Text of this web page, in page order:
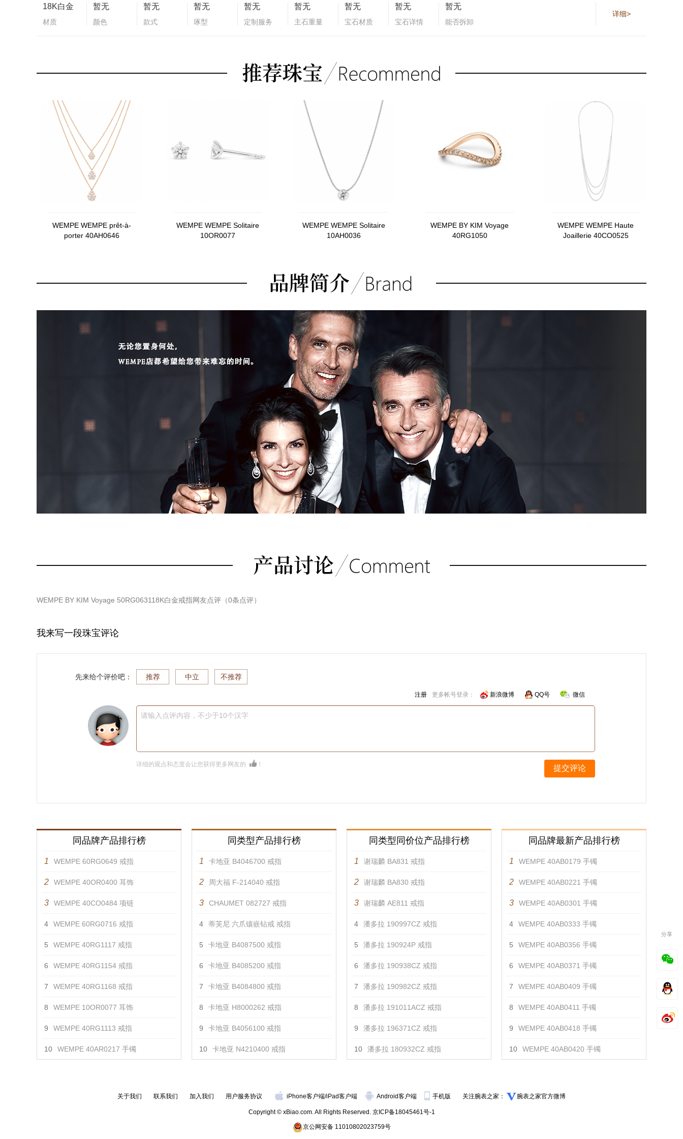
18K白金
材质
暂无
颜色
暂无
款式
暂无
琢型
暂无
定制服务
暂无
主石重量
暂无
宝石材质
暂无
宝石详情
暂无
能否拆卸
详细>
WEMPE WEMPE prêt-à-
porter 40AH0646
WEMPE WEMPE Solitaire
10OR0077
WEMPE WEMPE Solitaire
10AH0036
WEMPE BY KIM Voyage
40RG1050
WEMPE WEMPE Haute
Joaillerie 40CO0525
WEMPE BY KIM Voyage 50RG063118K白金戒指网友点评（0条点评）
我来写一段珠宝评论
先来给个评价吧： 推荐 中立 不推荐
注册 更多帐号登录： 新浪微博 QQ号 微信
请输入点评内容，不少于10个汉字
详细的观点和态度会让您获得更多网友的 ！ 提交评论
同品牌产品排行榜
1 WEMPE 60RG0649 戒指
2 WEMPE 40OR0400 耳饰
3 WEMPE 40CO0484 项链
4 WEMPE 60RG0716 戒指
5 WEMPE 40RG1117 戒指
6 WEMPE 40RG1154 戒指
7 WEMPE 40RG1168 戒指
8 WEMPE 10OR0077 耳饰
9 WEMPE 40RG1113 戒指
10 WEMPE 40AR0217 手镯
同类型产品排行榜
1 卡地亚 B4046700 戒指
2 周大福 F-214040 戒指
3 CHAUMET 082727 戒指
4 蒂芙尼 六爪镶嵌钻戒 戒指
5 卡地亚 B4087500 戒指
6 卡地亚 B4085200 戒指
7 卡地亚 B4084800 戒指
8 卡地亚 H8000262 戒指
9 卡地亚 B4056100 戒指
10 卡地亚 N4210400 戒指
同类型同价位产品排行榜
1 谢瑞麟 BA831 戒指
2 谢瑞麟 BA830 戒指
3 谢瑞麟 AE811 戒指
4 潘多拉 190997CZ 戒指
5 潘多拉 190924P 戒指
6 潘多拉 190938CZ 戒指
7 潘多拉 190982CZ 戒指
8 潘多拉 191011ACZ 戒指
9 潘多拉 196371CZ 戒指
10 潘多拉 180932CZ 戒指
同品牌最新产品排行榜
1 WEMPE 40AB0179 手镯
2 WEMPE 40AB0221 手镯
3 WEMPE 40AB0301 手镯
4 WEMPE 40AB0333 手镯
5 WEMPE 40AB0356 手镯
6 WEMPE 40AB0371 手镯
7 WEMPE 40AB0409 手镯
8 WEMPE 40AB0411 手镯
9 WEMPE 40AB0418 手镯
10 WEMPE 40AB0420 手镯
关于我们 联系我们 加入我们 用户服务协议 iPhone客户端/iPad客户端 Android客户端 手机版 关注腕表之家： 腕表之家官方微博
Copyright © xBiao.com. All Rights Reserved. 京ICP备18045461号-1
京公网安备 11010802023759号
分享